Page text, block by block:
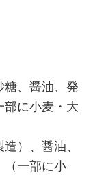
糖、醤油、発
部に小麦・大
）、醤油、
（一部に小